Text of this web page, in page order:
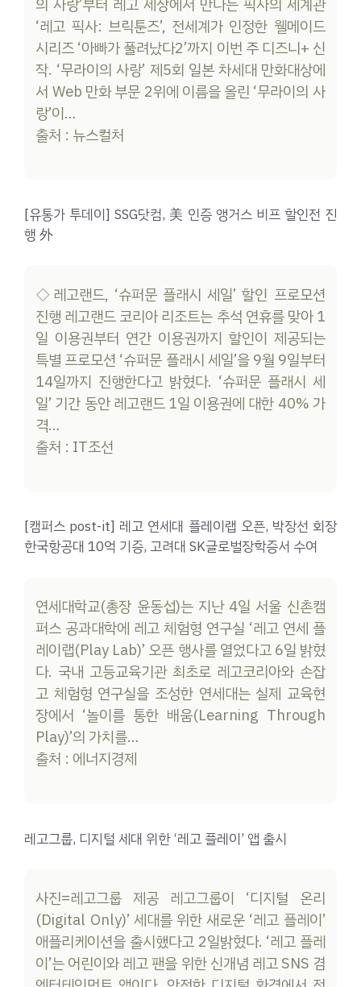
‘레고 픽사: 브릭툰즈’, 전세계가 인정한 웰메이드
시리즈 ‘아빠가 풀려났다2’까지 이번 주 디즈니+ 신
작. ‘무라이의 사랑’ 제5회 일본 차세대 만화대상에
서 Web 만화 부문 2위에 이름을 올린 ‘무라이의 사
랑’이…
출처 : 뉴스컬처
[유통가 투데이] SSG닷컴, 美 인증 앵거스 비프 할인전 진
행 外
◇레고랜드, ‘슈퍼문 플래시 세일’ 할인 프로모션
진행 레고랜드 코리아 리조트는 추석 연휴를 맞아 1
일 이용권부터 연간 이용권까지 할인이 제공되는
특별 프로모션 ‘슈퍼문 플래시 세일’을 9월 9일부터
14일까지 진행한다고 밝혔다. ‘슈퍼문 플래시 세
일’ 기간 동안 레고랜드 1일 이용권에 대한 40% 가
격…
출처 : IT조선
[캠퍼스 post-it] 레고 연세대 플레이랩 오픈, 박장선 회장
한국항공대 10억 기증, 고려대 SK글로벌장학증서 수여
연세대학교(총장 윤동섭)는 지난 4일 서울 신촌캠
퍼스 공과대학에 레고 체험형 연구실 ‘레고 연세 플
레이랩(Play Lab)’ 오픈 행사를 열었다고 6일 밝혔
다. 국내 고등교육기관 최초로 레고코리아와 손잡
고 체험형 연구실을 조성한 연세대는 실제 교육현
장에서 ‘놀이를 통한 배움(Learning Through
Play)’의 가치를…
출처 : 에너지경제
레고그룹, 디지털 세대 위한 ‘레고 플레이’ 앱 출시
사진=레고그룹 제공 레고그룹이 ‘디지털 온리
(Digital Only)’ 세대를 위한 새로운 ‘레고 플레이’
애플리케이션을 출시했다고 2일밝혔다. ‘레고 플레
이’는 어린이와 레고 팬을 위한 신개념 레고 SNS 겸